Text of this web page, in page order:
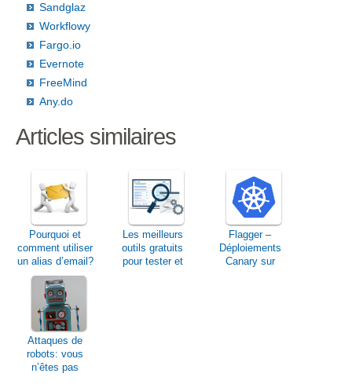
Sandglaz
Workflowy
Fargo.io
Evernote
FreeMind
Any.do
Articles similaires
Pourquoi et
comment utiliser
un alias d’email?
Les meilleurs
outils gratuits
pour tester et
Flagger –
Déploiements
Canary sur
Attaques de
robots: vous
n’êtes pas